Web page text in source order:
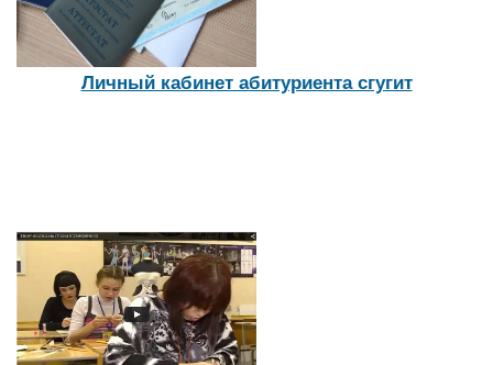
Личный кабинет абитуриента сгугит